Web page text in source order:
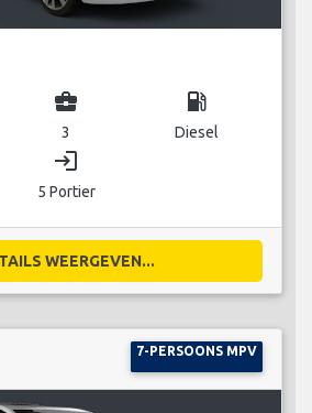
business_center
3
local_gas_station
Diesel
login
5 Portier
WEERGEVEN...
7-PERSOONS MPV